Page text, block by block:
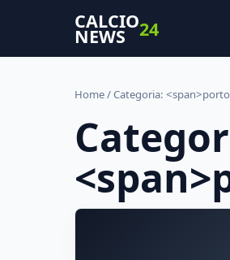
CALCIO
NEWS 24
Home/ Categoria: